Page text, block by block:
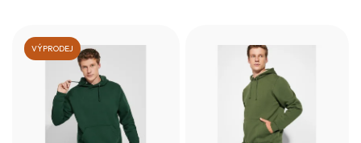
VÝPRODEJ